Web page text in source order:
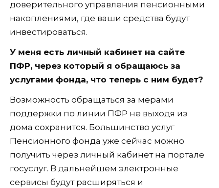
доверительного управления пенсионными
накоплениями, где ваши средства будут
инвестироваться.
У меня есть личный кабинет на сайте
ПФР, через который я обращаюсь за
услугами фонда, что теперь с ним будет?
Возможность обращаться за мерами
поддержки по линии ПФР не выходя из
дома сохранится. Большинство услуг
Пенсионного фонда уже сейчас можно
получить через личный кабинет на портале
госуслуг. В дальнейшем электронные
сервисы будут расширяться и